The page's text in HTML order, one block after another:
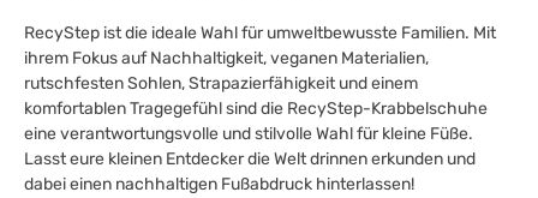
RecyStep ist die ideale Wahl für umweltbewusste Familien. Mit
ihrem Fokus auf Nachhaltigkeit, veganen Materialien,
rutschfesten Sohlen, Strapazierfähigkeit und einem
komfortablen Tragegefühl sind die RecyStep-Krabbelschuhe
eine verantwortungsvolle und stilvolle Wahl für kleine Füße.
Lasst eure kleinen Entdecker die Welt drinnen erkunden und
dabei einen nachhaltigen Fußabdruck hinterlassen!